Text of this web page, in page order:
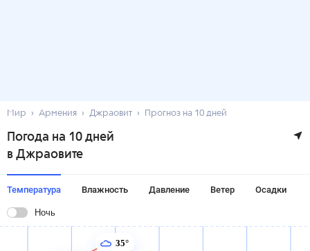
Мир Армения Джраовит Прогноз на 10 дней
Погода на 10 дней
в Джраовите
Температура Влажность Давление Ветер Осадки
Ночь
35°